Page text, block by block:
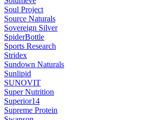
Soul Project
Source Naturals
Sovereign Silver
SpiderBottle
Sports Research
Stridex
Sundown Naturals
Sunlipid
SUNOVIT
Super Nutrition
Superior14
Supreme Protein